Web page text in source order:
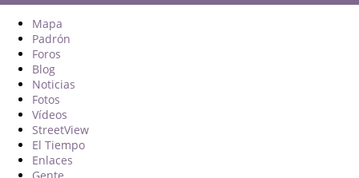
Mapa
Padrón
Foros
Blog
Noticias
Fotos
Vídeos
StreetView
El Tiempo
Enlaces